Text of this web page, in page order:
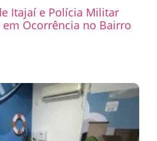
Itajaí e Polícia Militar
Ocorrência no Bairro